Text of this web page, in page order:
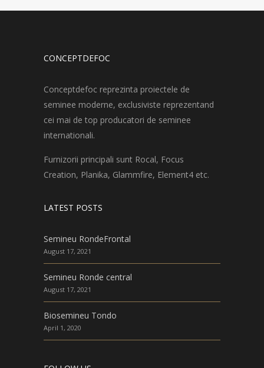
CONCEPTDEFOC
Conceptdefoc reprezinta proiectele de
seminee moderne, exclusiviste reprezentand
cei mai de top producatori de seminee
internationali.
Furnizorii principali sunt Rocal, Focus
Creation, Planika, Glammfire, Element4 etc.
LATEST POSTS
Semineu RondeFrontal
August 17, 2021
Semineu Ronde central
August 17, 2021
Biosemineu Tondo
April 1, 2020